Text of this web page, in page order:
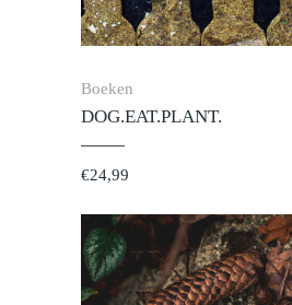
Boeken
DOG.EAT.PLANT.
€24,99